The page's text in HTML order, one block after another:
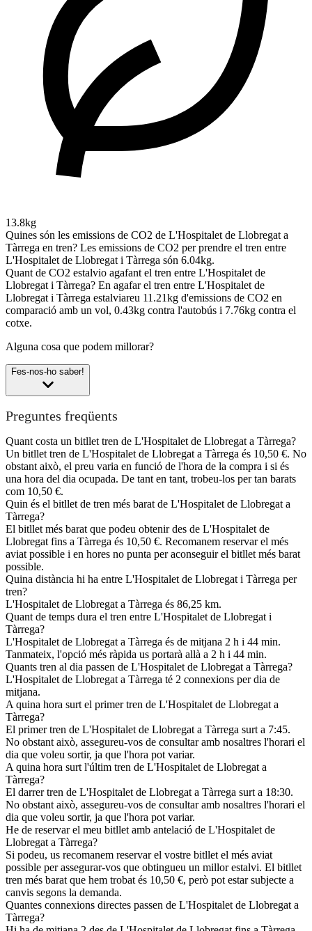
13.8kg
Quines són les emissions de CO2 de L'Hospitalet de Llobregat a
Tàrrega en tren? Les emissions de CO2 per prendre el tren entre
L'Hospitalet de Llobregat i Tàrrega són 6.04kg.
Quant de CO2 estalvio agafant el tren entre L'Hospitalet de
Llobregat i Tàrrega? En agafar el tren entre L'Hospitalet de
Llobregat i Tàrrega estalviareu 11.21kg d'emissions de CO2 en
comparació amb un vol, 0.43kg contra l'autobús i 7.76kg contra el
cotxe.
Alguna cosa que podem millorar?
Fes-nos-ho saber!
Preguntes freqüents
Quant costa un bitllet tren de L'Hospitalet de Llobregat a Tàrrega?
Un bitllet tren de L'Hospitalet de Llobregat a Tàrrega és 10,50 €. No
obstant això, el preu varia en funció de l'hora de la compra i si és
una hora del dia ocupada. De tant en tant, trobeu-los per tan barats
com 10,50 €.
Quin és el bitllet de tren més barat de L'Hospitalet de Llobregat a
Tàrrega?
El bitllet més barat que podeu obtenir des de L'Hospitalet de
Llobregat fins a Tàrrega és 10,50 €. Recomanem reservar el més
aviat possible i en hores no punta per aconseguir el bitllet més barat
possible.
Quina distància hi ha entre L'Hospitalet de Llobregat i Tàrrega per
tren?
L'Hospitalet de Llobregat a Tàrrega és 86,25 km.
Quant de temps dura el tren entre L'Hospitalet de Llobregat i
Tàrrega?
L'Hospitalet de Llobregat a Tàrrega és de mitjana 2 h i 44 min.
Tanmateix, l'opció més ràpida us portarà allà a 2 h i 44 min.
Quants tren al dia passen de L'Hospitalet de Llobregat a Tàrrega?
L'Hospitalet de Llobregat a Tàrrega té 2 connexions per dia de
mitjana.
A quina hora surt el primer tren de L'Hospitalet de Llobregat a
Tàrrega?
El primer tren de L'Hospitalet de Llobregat a Tàrrega surt a 7:45.
No obstant això, assegureu-vos de consultar amb nosaltres l'horari el
dia que voleu sortir, ja que l'hora pot variar.
A quina hora surt l'últim tren de L'Hospitalet de Llobregat a
Tàrrega?
El darrer tren de L'Hospitalet de Llobregat a Tàrrega surt a 18:30.
No obstant això, assegureu-vos de consultar amb nosaltres l'horari el
dia que voleu sortir, ja que l'hora pot variar.
He de reservar el meu bitllet amb antelació de L'Hospitalet de
Llobregat a Tàrrega?
Si podeu, us recomanem reservar el vostre bitllet el més aviat
possible per assegurar-vos que obtingueu un millor estalvi. El bitllet
tren més barat que hem trobat és 10,50 €, però pot estar subjecte a
canvis segons la demanda.
Quantes connexions directes passen de L'Hospitalet de Llobregat a
Tàrrega?